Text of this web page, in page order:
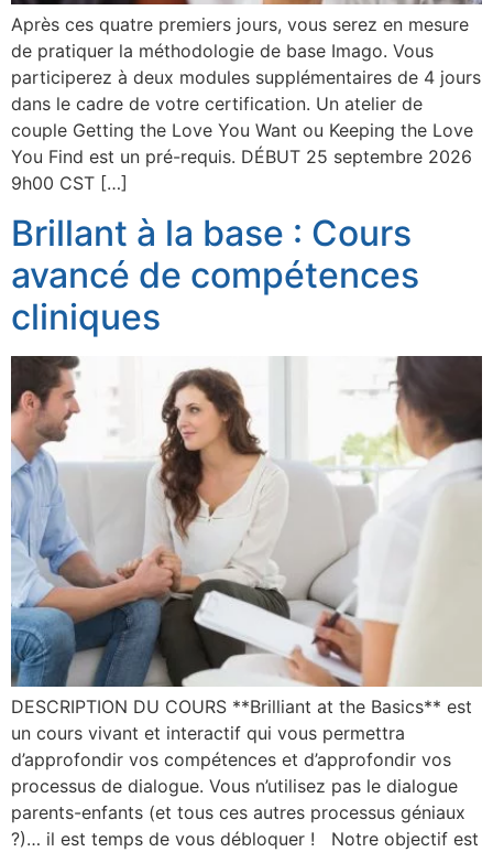
Après ces quatre premiers jours, vous serez en mesure
de pratiquer la méthodologie de base Imago. Vous
participerez à deux modules supplémentaires de 4 jours
dans le cadre de votre certification. Un atelier de
couple Getting the Love You Want ou Keeping the Love
You Find est un pré-requis. DÉBUT 25 septembre 2026
9h00 CST […]
Brillant à la base : Cours
avancé de compétences
cliniques
DESCRIPTION DU COURS **Brilliant at the Basics** est
un cours vivant et interactif qui vous permettra
d’approfondir vos compétences et d’approfondir vos
processus de dialogue. Vous n’utilisez pas le dialogue
parents-enfants (et tous ces autres processus géniaux
?)… il est temps de vous débloquer ! Notre objectif est